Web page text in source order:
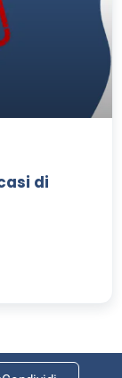
di